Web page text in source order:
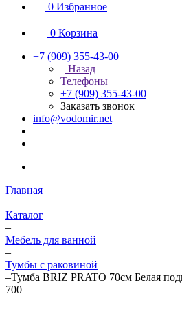
0 Избранное
0 Корзина
+7 (909) 355-43-00
Назад
Телефоны
+7 (909) 355-43-00
Заказать звонок
info@vodomir.net
Главная
–
Каталог
–
Мебель для ванной
–
Тумбы с раковиной
–Тумба BRIZ PRATO 70см Белая
700